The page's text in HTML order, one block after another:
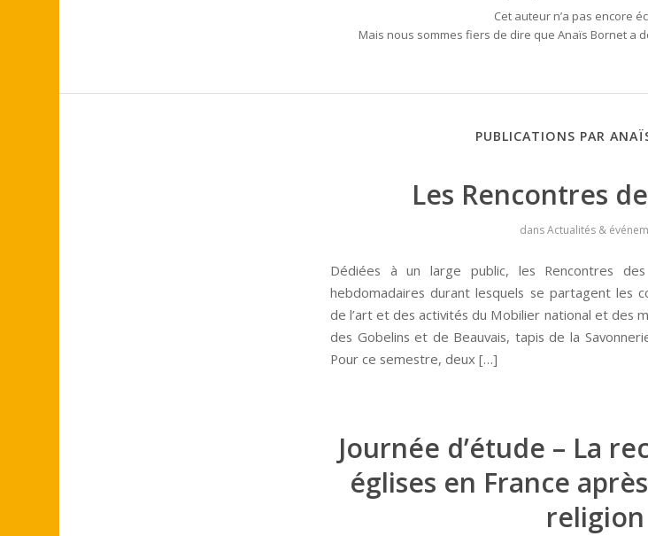
Cet auteur n’a pas encore
Mais nous sommes fiers de dire que Anaïs Borneta
PUBLICATIONS PAR
Les Rencontres
dansActualités &
Dédiées à un large public, les Rencontres
hebdomadaires durant lesquels se partagent les
de l’art et des activités du Mobilier national et des
des Gobelins et de Beauvais, tapis de la
Pour ce semestre, deux […]
Journée d’étude – La
églises en France
religion